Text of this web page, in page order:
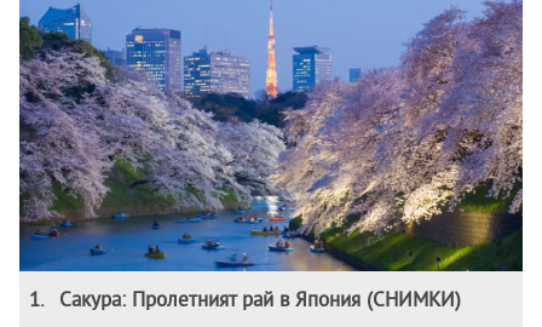
1. Сакура: Пролетният рай в Япония (СНИМКИ)